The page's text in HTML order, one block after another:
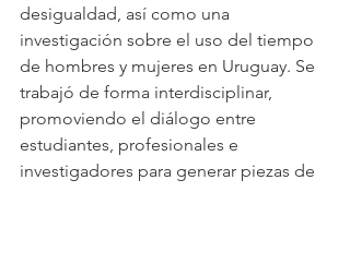
desigualdad, así como una
investigación sobre el uso del tiempo
de hombres y mujeres en Uruguay. Se
trabajó de forma interdisciplinar,
promoviendo el diálogo entre
estudiantes, profesionales e
investigadores para generar piezas de